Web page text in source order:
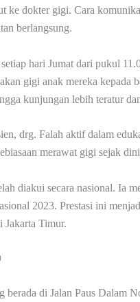
ke dokter gigi. Cara
berlangsung.
hari Jumat dari pukul
gigi anak mereka
kunjungan lebih teratur
drg. Falah aktif dalam
merawat gigi sejak
diakui secara nasional. Ia
2023. Prestasi ini
Jakarta Timur.
di Jalan Paus Dalam